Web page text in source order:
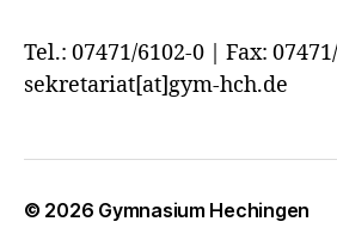
Tel.: 07471/6102-0 | Fax:
sekretariat[at]gym-hch.de
© 2026 Gymnasium Hechingen